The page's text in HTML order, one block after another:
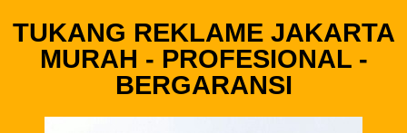
TUKANG REKLAME JAKARTA
MURAH - PROFESIONAL -
BERGARANSI